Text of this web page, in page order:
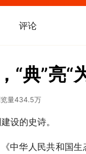
评论
“典”亮“
量434.5万
设的史诗。
中华人民共和国